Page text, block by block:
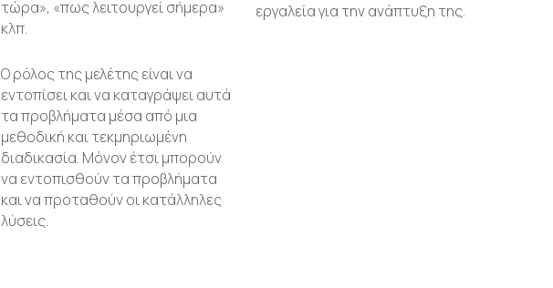
τώρα», «πως λειτουργεί σήμερα»
κλπ.
Ο ρόλος της μελέτης είναι να
εντοπίσει και να καταγράψει αυτά
τα προβλήματα μέσα από μια
μεθοδική και τεκμηριωμένη
διαδικασία. Μόνον έτσι μπορούν
να εντοπισθούν τα προβλήματα
και να προταθούν οι κατάλληλες
λύσεις.
εργαλεία για την ανάπτυξη της.